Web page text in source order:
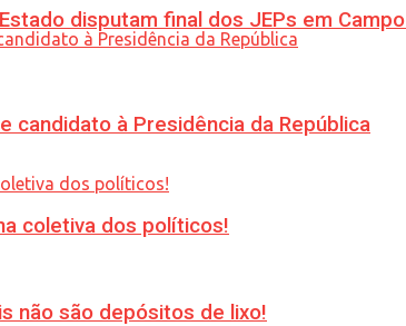
candidato à Presidência da República
disputam final dos JEPs em
coletiva dos políticos!
não são depósitos de lixo!